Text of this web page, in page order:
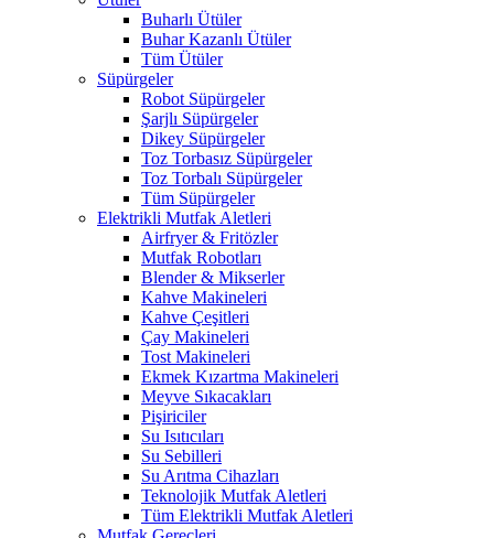
Buharlı Ütüler
Buhar Kazanlı Ütüler
Tüm Ütüler
Süpürgeler
Robot Süpürgeler
Şarjlı Süpürgeler
Dikey Süpürgeler
Toz Torbasız Süpürgeler
Toz Torbalı Süpürgeler
Tüm Süpürgeler
Elektrikli Mutfak Aletleri
Airfryer & Fritözler
Mutfak Robotları
Blender & Mikserler
Kahve Makineleri
Kahve Çeşitleri
Çay Makineleri
Tost Makineleri
Ekmek Kızartma Makineleri
Meyve Sıkacakları
Pişiriciler
Su Isıtıcıları
Su Sebilleri
Su Arıtma Cihazları
Teknolojik Mutfak Aletleri
Tüm Elektrikli Mutfak Aletleri